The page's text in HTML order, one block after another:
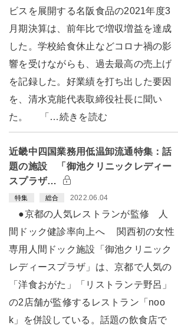
ビスを展開する名阪食品の2021年度3
月期決算は、前年比で増収増益を達成
した。学校給食休止などコロナ禍の影
響を受けながらも、過去最高の売上げ
を記録した。好業績を打ち出した要因
を、清水克能代表取締役社長に聞い
た。 「…続きを読む
近畿中四国業務用低温卸流通特集：話
題の施設 「御池クリニックレディー
スプラザ…
特集 総合 2022.06.04
●京都の人気レストランが監修 人
間ドック健診率向上へ 関西初の女性
専用人間ドック施設「御池クリニック
レディースプラザ」は、京都で人気の
「洋食おがた」「リストランテ野呂」
の2店舗が監修するレストラン「noo
k」を併設している。話題の飲食店で